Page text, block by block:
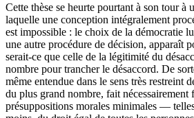
Cette thèse se heurte pourtant à son tour à
laquelle une conception intégralement
est impossible : le choix de la démocratie
une autre procédure de décision, apparaît
serait-ce que celle de la légitimité du
nombre pour trancher le désaccord. De
même entendue dans le sens très restreint
du plus grand nombre, fait nécessairement
présuppositions morales minimales —